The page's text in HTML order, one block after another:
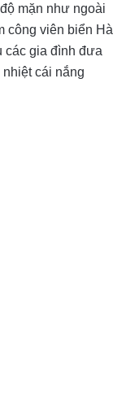
mặn như ngoài
công viên biển Hà
các gia đình đưa
cái nắng